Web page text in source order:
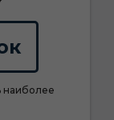
наиболее